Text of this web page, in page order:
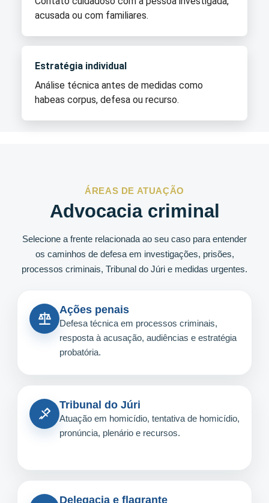
acusada ou com familiares.
Estratégia individual
Análise técnica antes de medidas como
habeas corpus, defesa ou recurso.
ÁREAS DE ATUAÇÃO
Advocacia criminal
Selecione a frente relacionada ao seu caso para entender
os caminhos de defesa em investigações, prisões,
processos criminais, Tribunal do Júri e medidas urgentes.
Ações penais
Defesa técnica em processos criminais,
resposta à acusação, audiências e estratégia
probatória.
Tribunal do Júri
Atuação em homicídio, tentativa de homicídio,
pronúncia, plenário e recursos.
Delegacia e flagrante